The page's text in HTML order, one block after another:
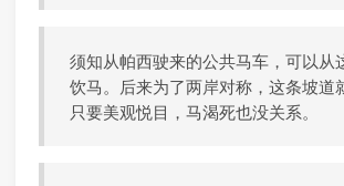
须知从帕西驶来的公共马车，可以从
饮马。后来为了两岸对称，这条坡道
只要美观悦目，马渴死也没关系。